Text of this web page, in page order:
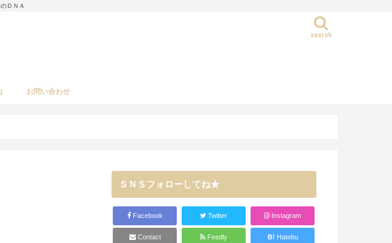
ＤＮＡ
search
お問い合わせ
ＳＮＳフォローしてね★
Facebook Twitter Instagram
Contact Feedly B! Hatebu